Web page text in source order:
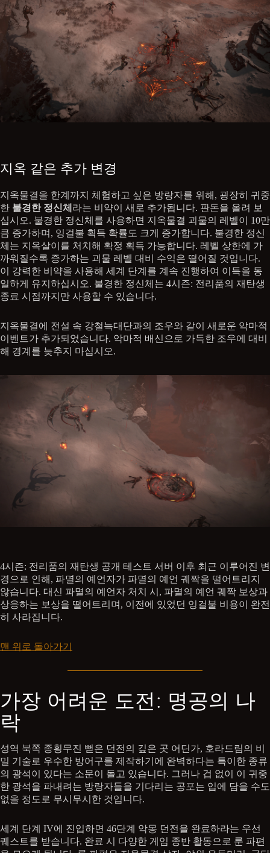
지옥 같은 추가 변경
지옥물결을 한계까지 체험하고 싶은 방랑자를 위해, 굉장히 귀중
한 불경한 정신체 라는 비약이 새로 추가됩니다. 판돈을 올려 보
십시오. 불경한 정신체를 사용하면 지옥물결 괴물의 레벨이 10만
큼 증가하며, 잉걸불 획득 확률도 크게 증가합니다. 불경한 정신
체는 지옥살이를 처치해 확정 획득 가능합니다. 레벨 상한에 가
까워질수록 증가하는 괴물 레벨 대비 수익은 떨어질 것입니다.
이 강력한 비약을 사용해 세계 단계를 계속 진행하여 이득을 동
일하게 유지하십시오. 불경한 정신체는 4시즌: 전리품의 재탄생
종료 시점까지만 사용할 수 있습니다.
지옥물결에 전설 속 강철늑대단과의 조우와 같이 새로운 악마적
이벤트가 추가되었습니다. 악마적 배신으로 가득한 조우에 대비
해 경계를 늦추지 마십시오.
4시즌: 전리품의 재탄생 공개 테스트 서버 이후 최근 이루어진 변
경으로 인해, 파멸의 예언자가 파멸의 예언 궤짝을 떨어트리지
않습니다. 대신 파멸의 예언자 처치 시, 파멸의 예언 궤짝 보상과
상응하는 보상을 떨어트리며, 이전에 있었던 잉걸불 비용이 완전
히 사라집니다.
맨 위로 돌아가기
가장 어려운 도전: 명공의 나
락
성역 북쪽 종횡무진 뻗은 던전의 깊은 곳 어딘가, 호라드림의 비
밀 기술로 우수한 방어구를 제작하기에 완벽하다는 특이한 종류
의 광석이 있다는 소문이 돌고 있습니다. 그러나 겁 없이 이 귀중
한 광석을 파내려는 방랑자들을 기다리는 공포는 입에 담을 수도
없을 정도로 무시무시한 것입니다.
세계 단계 IV에 진입하면 46단계 악몽 던전을 완료하라는 우선
퀘스트를 받습니다. 완료 시 다양한 게임 종반 활동으로 룬 파편